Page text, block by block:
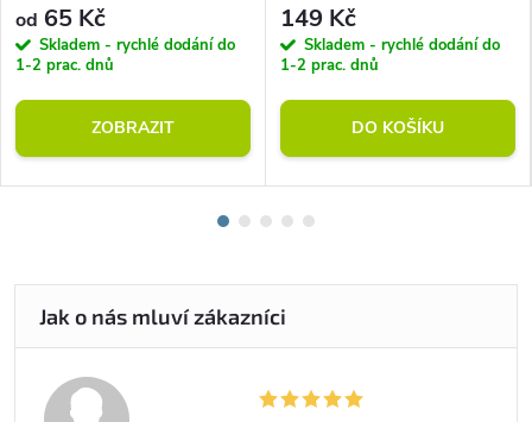
od 65 Kč
Skladem - rychlé dodání do
1-2 prac. dnů
ZOBRAZIT
149 Kč
Skladem - rychlé dodání do
1-2 prac. dnů
DO KOŠÍKU